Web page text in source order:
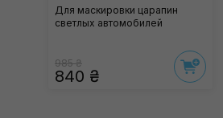
Для маскировки царапин
светлых автомобилей
985 ₴
840 ₴